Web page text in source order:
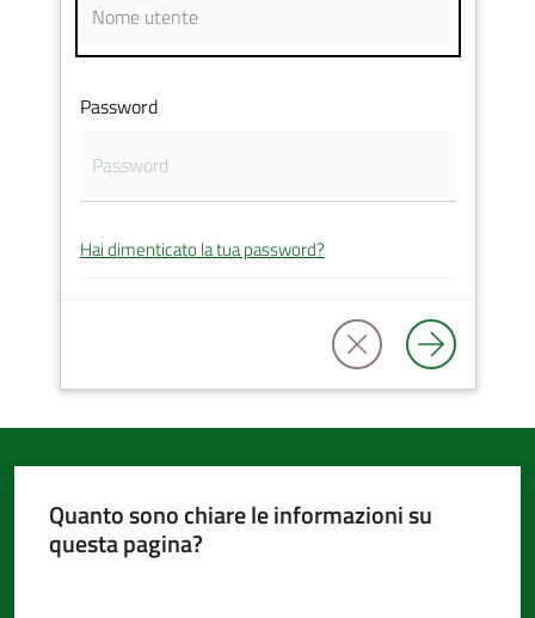
Vivere
d'Argile
Amministrazione
argomenti...
Seguici
Password
Hai dimenticato la tua password?
Quanto sono chiare le informazioni su
questa pagina?